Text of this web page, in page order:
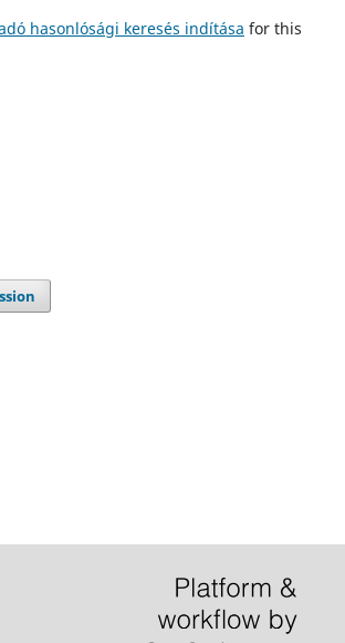
hasonlósági keresés indítása for this